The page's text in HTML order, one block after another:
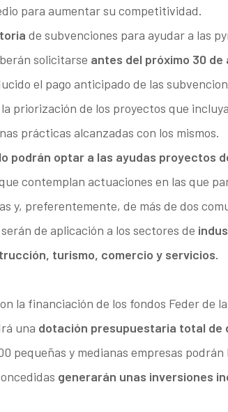
para aumentar su competitividad.
de subvenciones para ayudar a las
solicitarse antes del próximo 30 de
el pago anticipado de las
priorización de los proyectos que
prácticas alcanzadas con los mismos.
podrán optar a las ayudas proyectos
contemplan actuaciones en las que
y, preferentemente, de más de dos
de aplicación a los sectores de
turismo, comercio y servicios.
la financiación de los fondos Feder de
una dotación presupuestaria total de
pequeñas y medianas empresas
generarán unas inversiones